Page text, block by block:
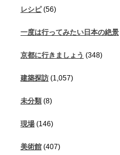
レシピ(56)
一度は行ってみたい日本の絶景
京都に行きましょう (348)
建築探訪 (1,057)
未分類 (8)
現場 (146)
美術館 (407)